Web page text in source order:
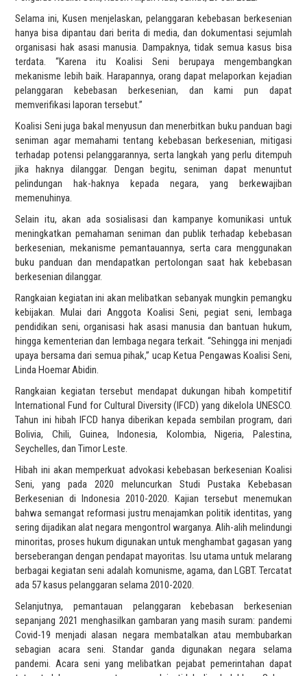
Selama ini, Kusen menjelaskan, pelanggaran kebebasan berkesenian
hanya bisa dipantau dari berita di media, dan dokumentasi sejumlah
organisasi hak asasi manusia. Dampaknya, tidak semua kasus bisa
terdata. “Karena itu Koalisi Seni berupaya mengembangkan
mekanisme lebih baik. Harapannya, orang dapat melaporkan kejadian
pelanggaran kebebasan berkesenian, dan kami pun dapat
memverifikasi laporan tersebut.”
Koalisi Seni juga bakal menyusun dan menerbitkan buku panduan bagi
seniman agar memahami tentang kebebasan berkesenian, mitigasi
terhadap potensi pelanggarannya, serta langkah yang perlu ditempuh
jika haknya dilanggar. Dengan begitu, seniman dapat menuntut
pelindungan hak-haknya kepada negara, yang berkewajiban
memenuhinya.
Selain itu, akan ada sosialisasi dan kampanye komunikasi untuk
meningkatkan pemahaman seniman dan publik terhadap kebebasan
berkesenian, mekanisme pemantauannya, serta cara menggunakan
buku panduan dan mendapatkan pertolongan saat hak kebebasan
berkesenian dilanggar.
Rangkaian kegiatan ini akan melibatkan sebanyak mungkin pemangku
kebijakan. Mulai dari Anggota Koalisi Seni, pegiat seni, lembaga
pendidikan seni, organisasi hak asasi manusia dan bantuan hukum,
hingga kementerian dan lembaga negara terkait. “Sehingga ini menjadi
upaya bersama dari semua pihak,” ucap Ketua Pengawas Koalisi Seni,
Linda Hoemar Abidin.
Rangkaian kegiatan tersebut mendapat dukungan hibah kompetitif
International Fund for Cultural Diversity (IFCD) yang dikelola UNESCO.
Tahun ini hibah IFCD hanya diberikan kepada sembilan program, dari
Bolivia, Chili, Guinea, Indonesia, Kolombia, Nigeria, Palestina,
Seychelles, dan Timor Leste.
Hibah ini akan memperkuat advokasi kebebasan berkesenian Koalisi
Seni, yang pada 2020 meluncurkan Studi Pustaka Kebebasan
Berkesenian di Indonesia 2010-2020. Kajian tersebut menemukan
bahwa semangat reformasi justru menajamkan politik identitas, yang
sering dijadikan alat negara mengontrol warganya. Alih-alih melindungi
minoritas, proses hukum digunakan untuk menghambat gagasan yang
berseberangan dengan pendapat mayoritas. Isu utama untuk melarang
berbagai kegiatan seni adalah komunisme, agama, dan LGBT. Tercatat
ada 57 kasus pelanggaran selama 2010-2020.
Selanjutnya, pemantauan pelanggaran kebebasan berkesenian
sepanjang 2021 menghasilkan gambaran yang masih suram: pandemi
Covid-19 menjadi alasan negara membatalkan atau membubarkan
sebagian acara seni. Standar ganda digunakan negara selama
pandemi. Acara seni yang melibatkan pejabat pemerintahan dapat